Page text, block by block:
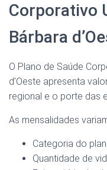
Corporativo
Bárbara
O Plano de Saúde
d’Oeste apresenta
regional e o porte das
As mensalidades
Categoria do
Quantidade de